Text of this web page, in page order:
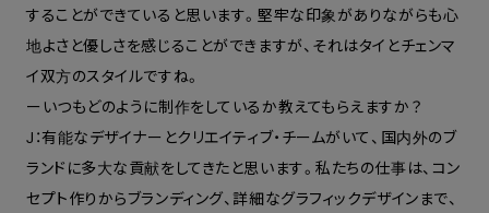
することができていると思います。堅牢な印象がありながらも心
地よさと優しさを感じることができますが、それはタイとチェンマ
イ双方のスタイルですね。
ーいつもどのように制作をしているか教えてもらえますか？
J：有能なデザイナーとクリエイティブ・チームがいて、国内外のブ
ランドに多大な貢献をしてきたと思います。私たちの仕事は、 コン
セプト作りからブランディング、詳細なグラフィックデザインまで、